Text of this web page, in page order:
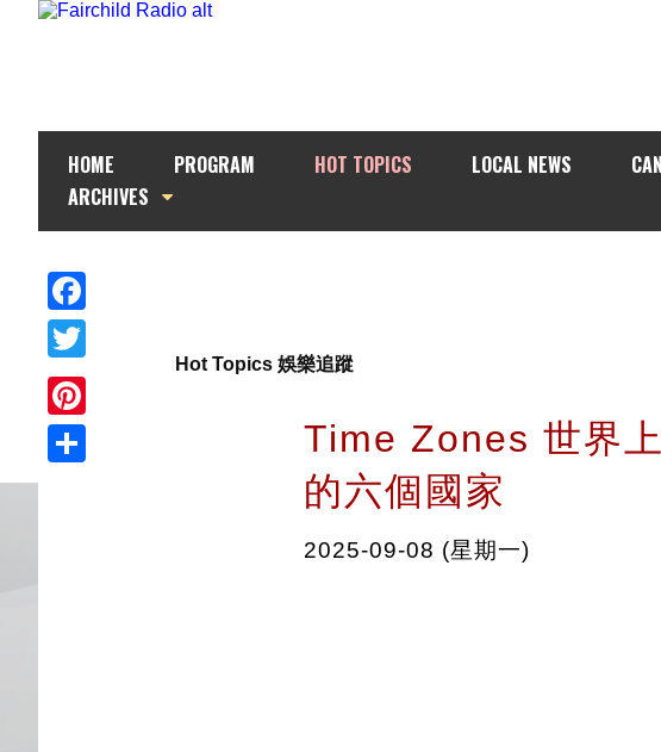
HOME PROGRAM HOT TOPICS LOCAL NEWS
ARCHIVES
Facebook
Twitter
Pinterest
Hot Topics 娛樂追蹤
Time Zones 世界上
的六個國家
2025-09-08 (星期一)